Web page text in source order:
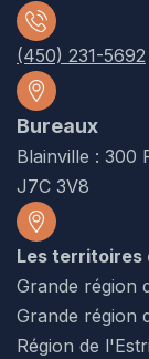
(450) 231-5692
Bureaux
Blainville : 300
J7C 3V8
Les territoires
Grande région
Grande région
Région de